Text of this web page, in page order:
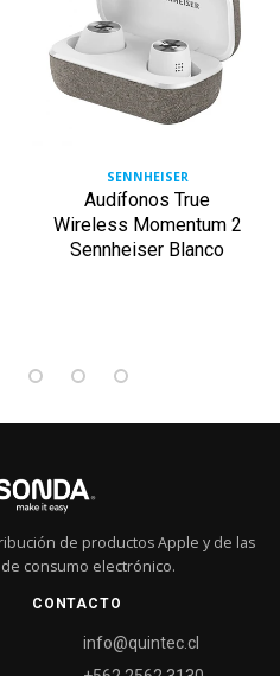
SENNHEISER
Audífonos True
Wireless Momentum 2
Sennheiser Blanco
de productos Apple y de las
consumo electrónico.
CONTACTO
info@quintec.cl